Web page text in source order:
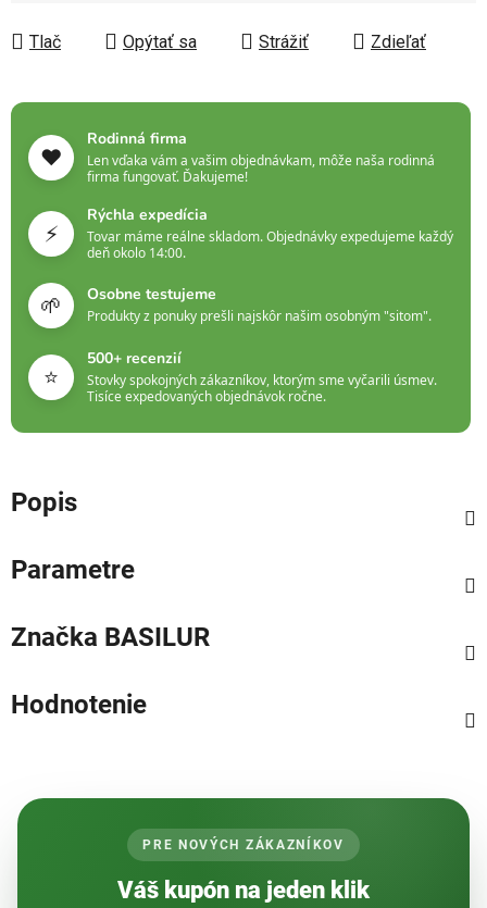
Tlač Opýtať sa Strážiť Zdieľať
❤️
Rodinná firma
Len vďaka vám a vašim objednávkam, môže naša rodinná
firma fungovať. Ďakujeme!
⚡
Rýchla expedícia
Tovar máme reálne skladom. Objednávky expedujeme každý
deň okolo 14:00.
🌱 Osobne testujeme
Produkty z ponuky prešli najskôr našim osobným "sitom".
⭐
500+ recenzií
Stovky spokojných zákazníkov, ktorým sme vyčarili úsmev.
Tisíce expedovaných objednávok ročne.
Popis
Parametre
Značka BASILUR
Hodnotenie
PRE NOVÝCH ZÁKAZNÍKOV
Váš kupón na jeden klik